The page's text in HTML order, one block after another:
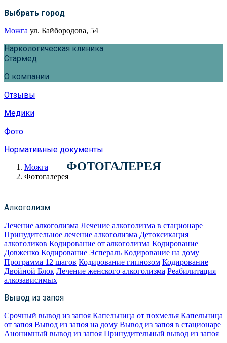
Выбрать город
Можга ул. Байбородова, 54
Наркологическая клиника
Стармед
О компании
Отзывы
Медики
Фото
Нормативные документы
Можга
Фотогалерея
ФОТОГАЛЕРЕЯ
Алкоголизм
Лечение алкоголизма Лечение алкоголизма в стационаре
Принудительное лечение алкоголизма Детоксикация
алкоголиков Кодирование от алкоголизма Кодирование
Довженко Кодирование Эспераль Кодирование на дому
Программа 12 шагов Кодирование гипнозом Кодирование
Двойной Блок Лечение женского алкоголизма Реабилитация
алкозависимых
Вывод из запоя
Срочный вывод из запоя Капельница от похмелья Капельница
от запоя Вывод из запоя на дому Вывод из запоя в стационаре
Анонимный вывод из запоя Принудительный вывод из запоя